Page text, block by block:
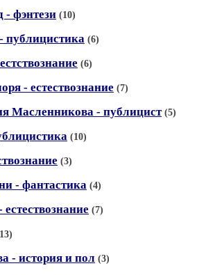
- фэнтези (10)
публицистика (6)
(6)
- естествознание (7)
Масленникова - публицист (5)
(10)
(3)
- фантастика (4)
(7)
- история и пол (3)